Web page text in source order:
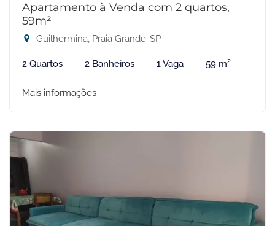
Apartamento à Venda com 2 quartos,
59m²
Guilhermina, Praia Grande-SP
2 Quartos 2 Banheiros 1 Vaga 59 m²
Mais informações